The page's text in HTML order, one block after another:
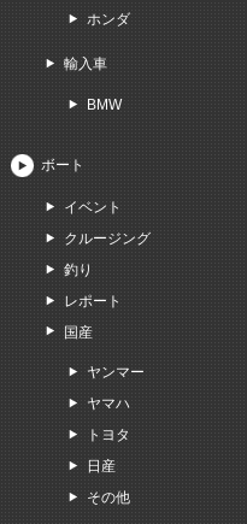
ホンダ
輸入車
BMW
ボート
イベント
クルージング
釣り
レポート
国産
ヤンマー
ヤマハ
トヨタ
日産
その他